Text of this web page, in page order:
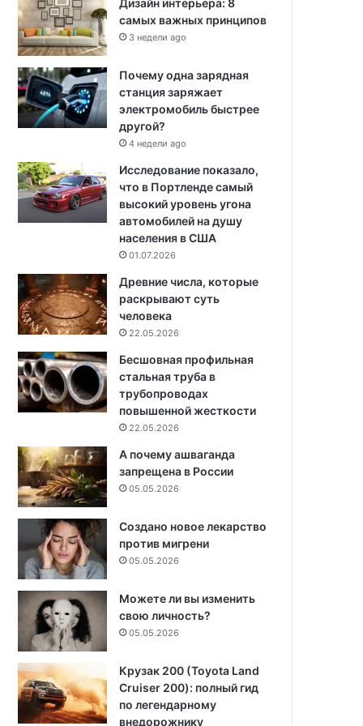
Дизайн интерьера: 8
самых важных принципов
3 недели ago
Почему одна зарядная
станция заряжает
электромобиль быстрее
другой?
4 недели ago
Исследование показало,
что в Портленде самый
высокий уровень угона
автомобилей на душу
населения в США
01.07.2026
Древние числа, которые
раскрывают суть
человека
22.05.2026
Бесшовная профильная
стальная труба в
трубопроводах
повышенной жесткости
22.05.2026
А почему ашваганда
запрещена в России
05.05.2026
Создано новое лекарство
против мигрени
05.05.2026
Можете ли вы изменить
свою личность?
05.05.2026
Крузак 200 (Toyota Land
Cruiser 200): полный гид
по легендарному
внедорожнику